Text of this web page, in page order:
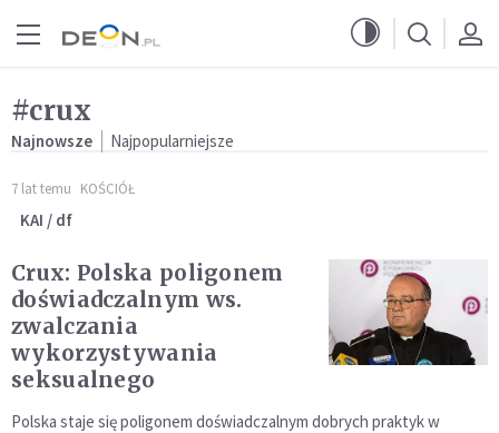
#crux
Najnowsze Najpopularniejsze
7 lat temu KOŚCIÓŁ
KAI / df
Crux: Polska poligonem
doświadczalnym ws.
zwalczania
wykorzystywania
seksualnego
Polska staje się poligonem doświadczalnym dobrych praktyk w